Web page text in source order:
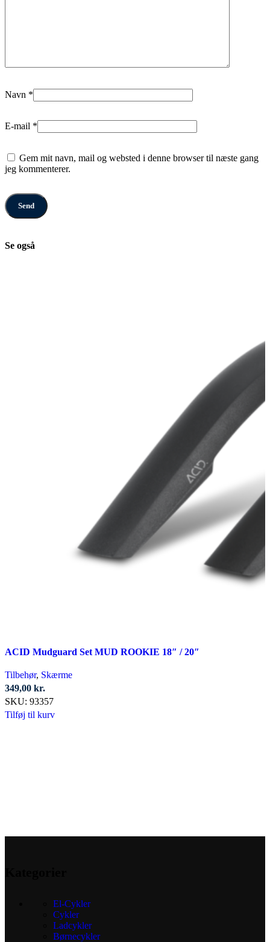
Navn *
E-mail *
Gem mit navn, mail og websted i denne browser til næste gang
jeg kommenterer.
Se også
ACID Mudguard Set MUD ROOKIE 18″ / 20″
Tilbehør, Skærme
349,00 kr.
SKU: 93357
Tilføj til kurv
El-Cykler
Cykler
Ladcykler
Børnecykler